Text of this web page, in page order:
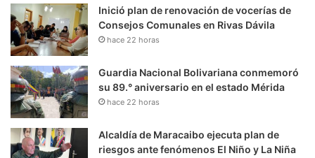
Inició plan de renovación de vocerías de
Consejos Comunales en Rivas Dávila
hace 22 horas
Guardia Nacional Bolivariana conmemoró
su 89.° aniversario en el estado Mérida
hace 22 horas
Alcaldía de Maracaibo ejecuta plan de
riesgos ante fenómenos El Niño y La Niña